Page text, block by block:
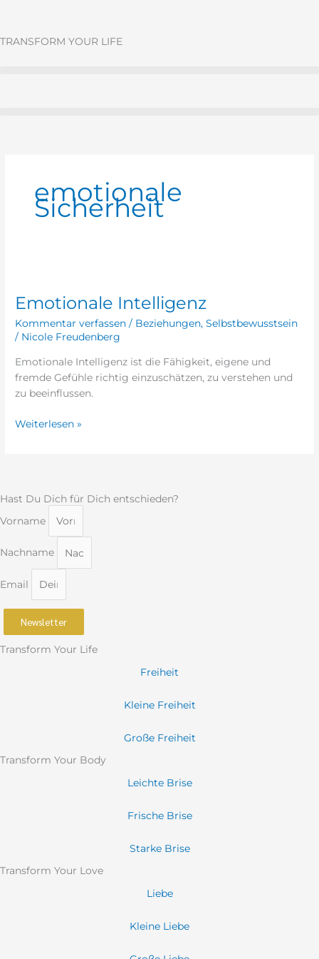
springen
TRANSFORM YOUR LIFE
emotionale
Sicherheit
Emotionale Intelligenz
Kommentar verfassen / Beziehungen,Selbstbewusstsein
/ Nicole Freudenberg
Emotionale Intelligenz ist die Fähigkeit, eigene und
fremde Gefühle richtig einzuschätzen, zu verstehen und
zu beeinflussen.
Weiterlesen »
Hast Du Dich für Dich entschieden?
Vorname
Nachname
Email
Newsletter
Transform Your Life
Freiheit
Kleine Freiheit
Große Freiheit
Transform Your Body
Leichte Brise
Frische Brise
Starke Brise
Transform Your Love
Liebe
Kleine Liebe